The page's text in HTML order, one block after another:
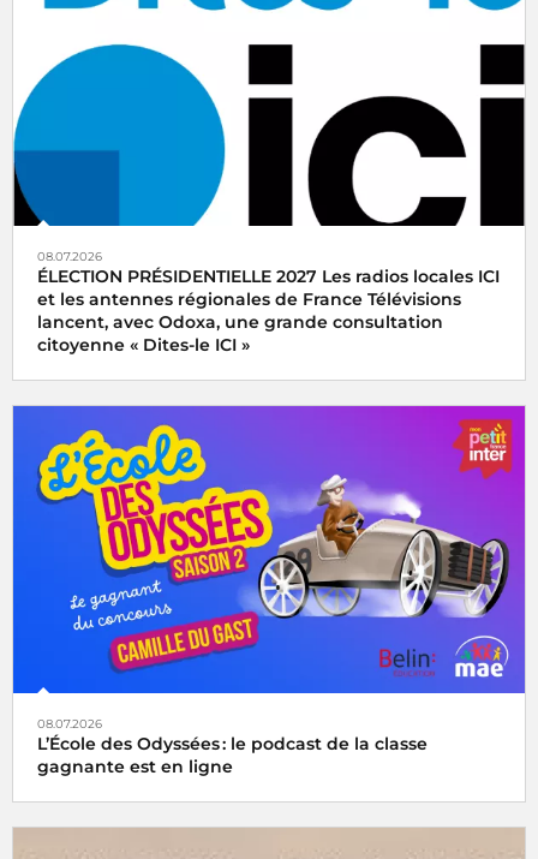
08.07.2026
ÉLECTION PRÉSIDENTIELLE 2027 Les radios locales ICI
et les antennes régionales de France Télévisions
lancent, avec Odoxa, une grande consultation
citoyenne « Dites-le ICI »
08.07.2026
L’École des Odyssées : le podcast de la classe
gagnante est en ligne